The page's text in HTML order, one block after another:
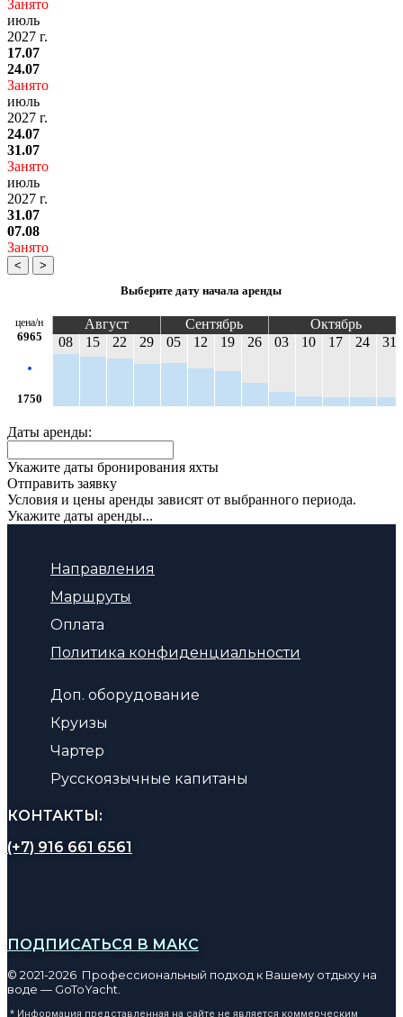
Занято
июль
2027 г.
17.07
24.07
Занято
июль
2027 г.
24.07
31.07
Занято
июль
2027 г.
31.07
07.08
Занято
<
>
Выберите дату начала аренды
цена/н
6965
1750
Август Сентябрь
Октябрь
08
15 22 29 05 12 19 26 03 10 17 24 31
Даты аренды:
Укажите даты бронирования яхты
Отправить заявку
Условия и цены аренды зависят от выбранного периода.
Укажите даты аренды...
Направления
Маршруты
Оплата
Политика конфиденциальности
Доп. оборудование
Круизы
Чартер
Русскоязычные капитаны
КОНТАКТЫ:
(+7) 916 661 6561
ПОДПИСАТЬСЯ В МАКС
© 2021-2026 Профессиональный подход к Вашему отдыху на
воде — GoToYacht.
* Информация представленная на сайте не является коммерческим